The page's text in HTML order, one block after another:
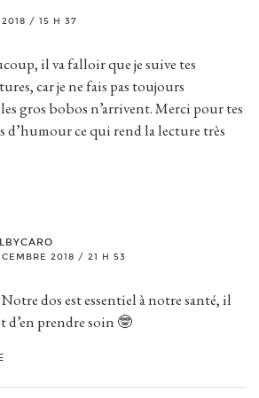
2018 / 15 H 37
il va falloir que je suive tes
car je ne fais pas toujours
gros bobos n’arrivent. Merci pour tes
d’humour ce qui rend la lecture très
2018 / 21 H 53
dos est essentiel à notre santé, il
d’en prendre soin 🤓